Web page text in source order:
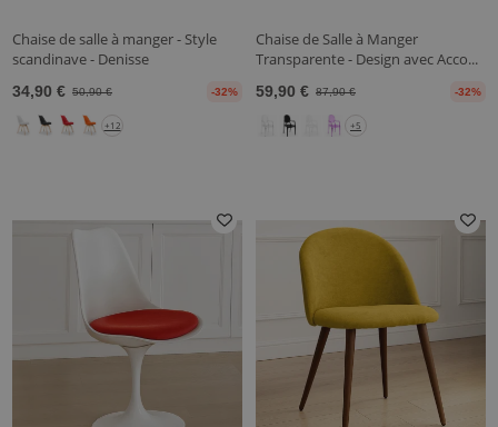
Chaise de salle à manger - Style
scandinave - Denisse
34,90 € 50,90 € -32%
+12
Chaise de Salle à Manger
Transparente - Design avec Acco...
59,90 € 87,90 € -32%
+5